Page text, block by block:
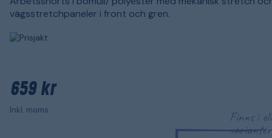
vägsstretchpaneler i front och gren.
659 kr
Inkl. moms
Finns i
varianter